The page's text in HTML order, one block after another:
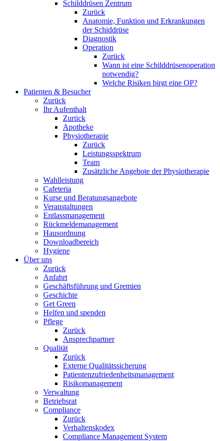
Schilddrüsen Zentrum
Zurück
Anatomie, Funktion und Erkrankungen
der Schiddrüse
Diagnostik
Operation
Zurück
Wann ist eine Schilddrüsenoperation
notwendig?
Welche Risiken birgt eine OP?
Patienten & Besucher
Zurück
Ihr Aufenthalt
Zurück
Apotheke
Physiotherapie
Zurück
Leistungsspektrum
Team
Zusätzliche Angebote der Physiotherapie
Wahlleistung
Cafeteria
Kurse und Beratungsangebote
Veranstaltungen
Entlassmanagement
Rückmeldemanagement
Hausordnung
Downloadbereich
Hygiene
Über uns
Zurück
Anfahrt
Geschäftsführung und Gremien
Geschichte
Get Green
Helfen und spenden
Pflege
Zurück
Ansprechpartner
Qualität
Zurück
Externe Qualitätssicherung
Patientenzufriedenheitsmanagement
Risikomanagement
Verwaltung
Betriebsrat
Compliance
Zurück
Verhaltenskodex
Compliance Management System